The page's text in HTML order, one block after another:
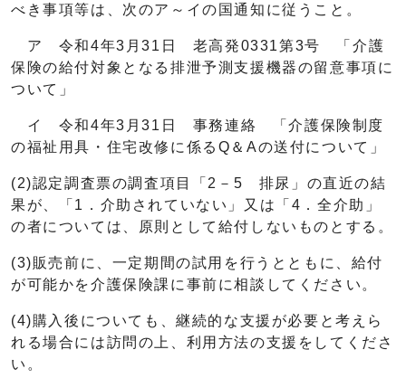
べき事項等は、次のア～イの国通知に従うこと。
ア 令和4年3月31日 老高発0331第3号 「介護
保険の給付対象となる排泄予測支援機器の留意事項に
ついて」
イ 令和4年3月31日 事務連絡 「介護保険制度
の福祉用具・住宅改修に係るQ＆Aの送付について」
(2)認定調査票の調査項目「2－5 排尿」の直近の結
果が、「1．介助されていない」又は「4．全介助」
の者については、原則として給付しないものとする。
(3)販売前に、一定期間の試用を行うとともに、給付
が可能かを介護保険課に事前に相談してください。
(4)購入後についても、継続的な支援が必要と考えら
れる場合には訪問の上、利用方法の支援をしてくださ
い。